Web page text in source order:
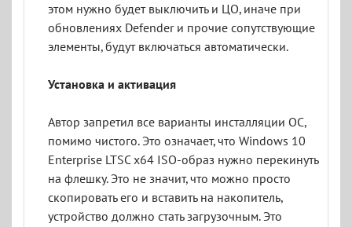
этом нужно будет выключить и ЦО, иначе при
обновлениях Defender и прочие сопутствующие
элементы, будут включаться автоматически.
Установка и активация
Автор запретил все варианты инсталляции ОС,
помимо чистого. Это означает, что Windows 10
Enterprise LTSC x64 ISO-образ нужно перекинуть
на флешку. Это не значит, что можно просто
скопировать его и вставить на накопитель,
устройство должно стать загрузочным. Это